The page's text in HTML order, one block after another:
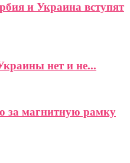
и Украина вступят
нет и не...
за магнитную рамку